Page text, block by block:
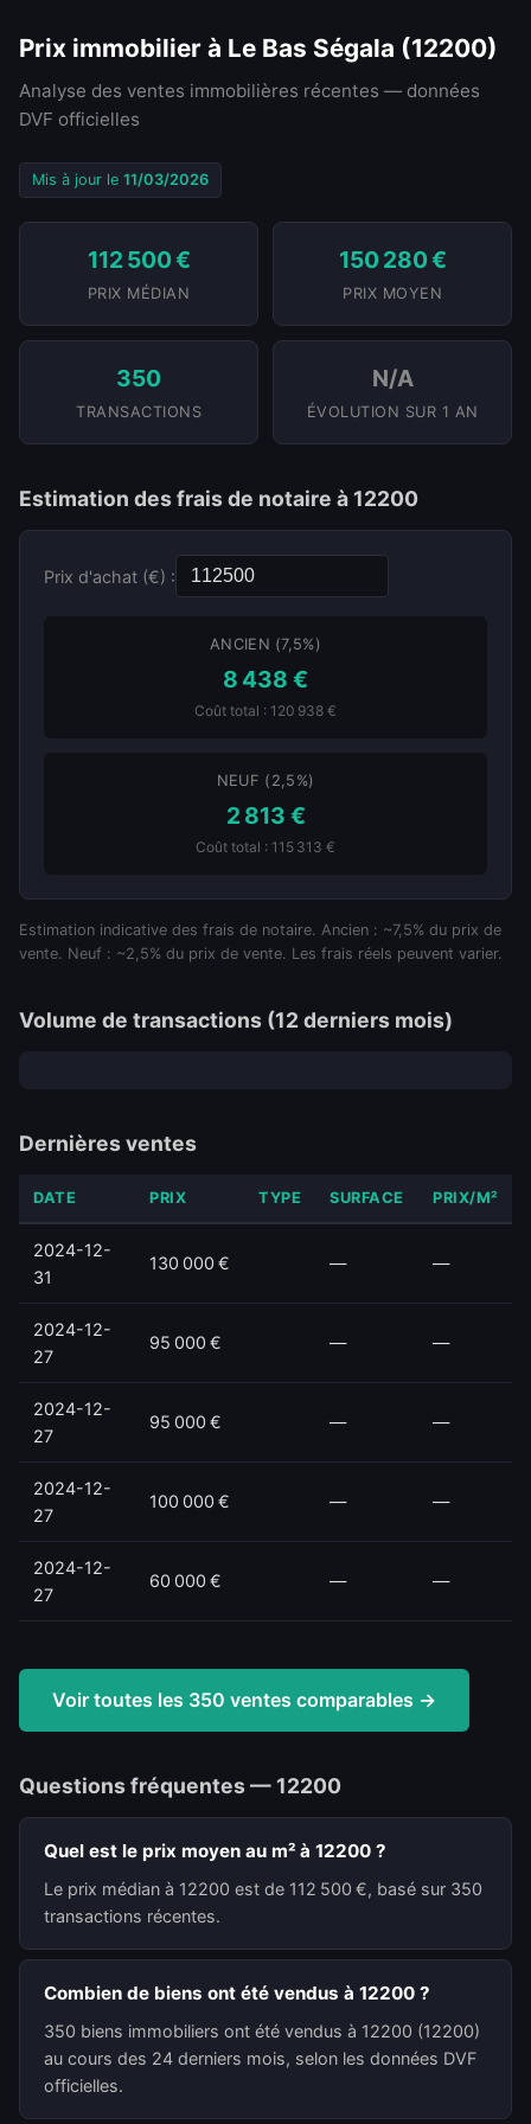
Prix immobilier à Le Bas Ségala (12200)
Analyse des ventes immobilières récentes — données
DVF officielles
Mis à jour le 11/03/2026
112 500 €
PRIX MÉDIAN
150 280 €
PRIX MOYEN
350
TRANSACTIONS
N/A
ÉVOLUTION SUR 1 AN
Estimation des frais de notaire à 12200
Prix d'achat (€) :
ANCIEN (7,5%)
8 438 €
Coût total : 120 938 €
NEUF (2,5%)
2 813 €
Coût total : 115 313 €
Estimation indicative des frais de notaire. Ancien : ~7,5% du prix de
vente. Neuf : ~2,5% du prix de vente. Les frais réels peuvent varier.
Volume de transactions (12 derniers mois)
Dernières ventes
DATE PRIX TYPE SURFACE PRIX/M²
2024-12-
31
130 000 € — —
2024-12-
27
95 000 € — —
2024-12-
27
95 000 € — —
2024-12-
27
100 000 € — —
2024-12-
27
60 000 € — —
Voir toutes les 350 ventes comparables →
Questions fréquentes — 12200
Quel est le prix moyen au m² à 12200 ?
Le prix médian à 12200 est de 112 500 €, basé sur 350
transactions récentes.
Combien de biens ont été vendus à 12200 ?
350 biens immobiliers ont été vendus à 12200 (12200)
au cours des 24 derniers mois, selon les données DVF
officielles.